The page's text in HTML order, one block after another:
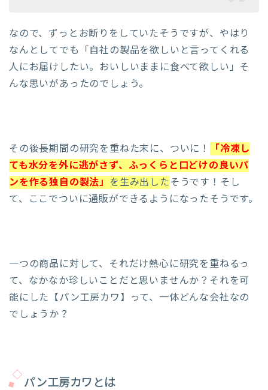
なので、ずっとお断りをしていたそうですが、やはり
なんとしてでも「自社の製品を欲しいと言ってくれる
人にお届けしたい。おいしいままに食べて欲しい」そ
んな思いがあったのでしょう。
その後長期間の研究を重ねた末に、ついに！
「冷凍し
ても水分を外に逃がさず、ふっくらと口どけの良いパ
ンを作る独自の製法」 を生み出したそうです！そし
て、ここでついに通販ができるようになったそうです。
一つの商品に対して、それだけ熱心に研究を重ねるっ
て、なかなか珍しいことだと思いませんか？それを可
能にした【パン工房カワ】って、一体どんな会社なの
でしょうか？
パン工房カワとは